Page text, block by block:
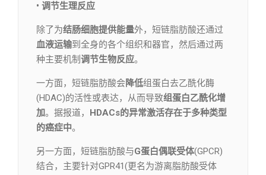
• 调节生理反应
除了为结肠细胞提供能量外，短链脂肪酸还通过
血液运输到全身的各个组织和器官，然后通过两
种主要机制调节生物反应。
一方面，短链脂肪酸会降低组蛋白去乙酰化酶
(HDAC)的活性或表达，从而导致组蛋白乙酰化增
加。据报道， HDACs的异常激活存在于多种类型
的癌症中。
另一方面，短链脂肪酸与G蛋白偶联受体(GPCR)
结合，主要针对GPR41(更名为游离脂肪酸受体